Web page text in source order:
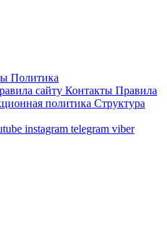
Политика
сайту Контакты Правила
политика Структура
instagram telegram viber